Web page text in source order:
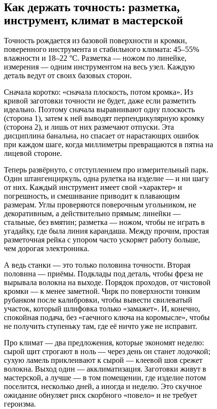
Как держать точность: разметка,
инструмент, климат в мастерской
Точность рождается из базовой поверхности и кромки,
поверенного инструмента и стабильного климата: 45–55%
влажности и 18–22 °C. Разметка — ножом по линейке,
измерения — одним инструментом на весь узел. Каждую
деталь ведут от своих базовых сторон.
Сначала коротко: «сначала плоскость, потом кромка». Из
кривой заготовки точности не будет, даже если разметить
идеально. Поэтому сначала выравнивают одну плоскость
(сторона 1), затем к ней выводят перпендикулярную кромку
(сторона 2), и лишь от них размечают отпуски. Эта
дисциплина банальна, но спасает от нарастающих ошибок
при каждом шаге, когда миллиметры превращаются в пятна на
лицевой стороне.
Теперь развёрнуто, с отступлением про измерительный парк.
Один штангенциркуль, одна рулетка на изделие — и ни шагу
от них. Каждый инструмент имеет свой «характер» и
погрешность, и смешивание приводит к плавающим
размерам. Углы проверяются поверочным угольником, не
декоративным, а действительно прямым; линейки —
стальные, без вмятин; разметка — ножом, чтобы не играть в
угадайку, где была линия карандаша. Между прочим, простая
разметочная рейка с упором часто ускоряет работу больше,
чем дорогая электроника.
А ведь станки — это только половина точности. Вторая
половина — приёмы. Подклады под деталь, чтобы фреза не
вырывала волокна на выходе. Порядок проходов, от чистовой
кромки — к менее заметной. Чирк по поверхности тонким
рубанком после калибровки, чтобы вывести свилеватый
участок, который шлифовка только «замажет». И, конечно,
спокойная подача, без «гаечного ключа на коромысле», чтобы
не получить ступеньку там, где её ничто уже не исправит.
Про климат — два предложения, которые экономят неделю:
сырой щит строгают в ноль — через день он станет лодочкой;
сухую ламель приклеивают к сырой — клеевой шов срежет
волокна. Выход один — акклиматизация. Заготовки живут в
мастерской, а лучше — в том помещении, где изделие потом
поселится, несколько дней, а иногда и неделю. Это скучное
ожидание обнуляет риск скорбного «повело» и не требует
героизма.